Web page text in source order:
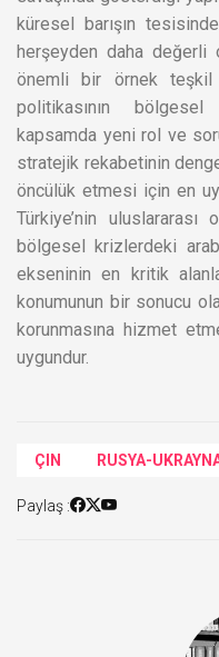
küresel barışın
herşeyden daha değerli
önemli bir örnek teşkil
politikasının
kapsamda yeni rol ve
stratejik rekabetinin
öncülük etmesi için en
Türkiye’nin uluslararası
bölgesel krizlerdeki
ekseninin en kritik
konumunun bir sonucu
korunmasına hizmet
uygundur.
ÇIN RUSYA-
Paylaş :